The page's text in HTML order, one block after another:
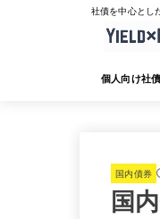
社債を中心とし
個人向け社
国内債券
国